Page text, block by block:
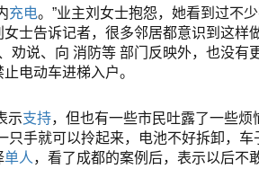
充电。”业主刘女士抱怨，她看到过不
士告诉记者，很多邻居都意识到这样
劝说、向 消防等 部门 反映外，也没有
电动车进梯入户。
示支持，但也有一些市民吐露了一些烦
只手就可以拎起来，电池不好拆卸，
单人 ，看了成都的案例后，表示以后不